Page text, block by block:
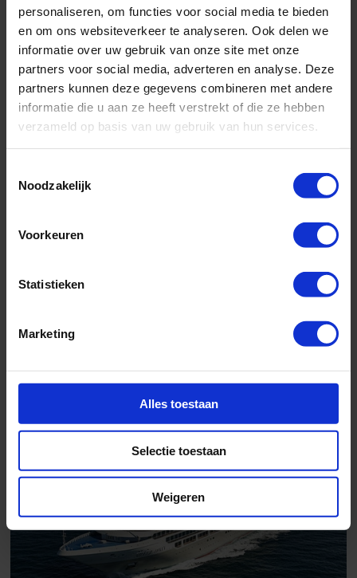
personaliseren, om functies voor social media te bieden
en om ons websiteverkeer te analyseren. Ook delen we
informatie over uw gebruik van onze site met onze
partners voor social media, adverteren en analyse. Deze
partners kunnen deze gegevens combineren met andere
informatie die u aan ze heeft verstrekt of die ze hebben
verzameld op basis van uw gebruik van hun services.
Noodzakelijk
Voorkeuren
Statistieken
Marketing
Alles toestaan
Selectie toestaan
Weigeren
Rederij:Silversea Cruises
Bestemming:Oostzee & Baltische staten
Schip:Silver Dawn (2020)
Vaarroute:Kopenhagen, Ronne (Bornholm), Gdansk (Gdynia),
Liepaja, Riga, Tallinn, Helsinki, Stockholm
Cruise only (vluchten en transfers ook mogelijk)
Luxe cruises